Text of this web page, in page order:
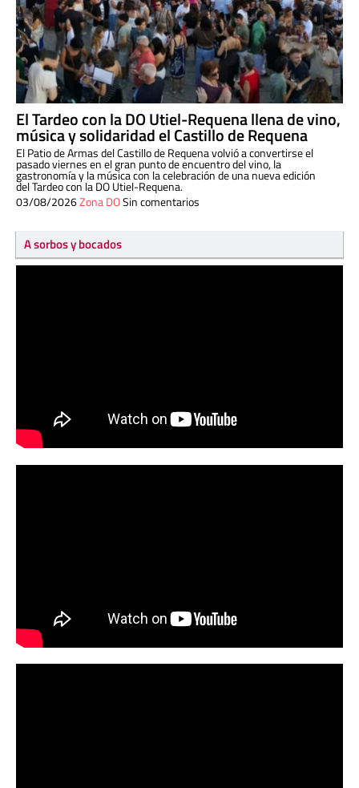
El Tardeo con la DO Utiel-Requena llena de vino,
música y solidaridad el Castillo de Requena
El Patio de Armas del Castillo de Requena volvió a convertirse el
pasado viernes en el gran punto de encuentro del vino, la
gastronomía y la música con la celebración de una nueva edición
del Tardeo con la DO Utiel-Requena.
03/08/2026Zona DOSin comentarios
A sorbos y bocados